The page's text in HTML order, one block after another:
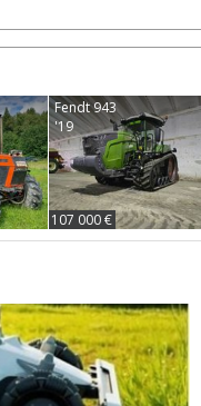
Fendt 943
'19
107 000 €